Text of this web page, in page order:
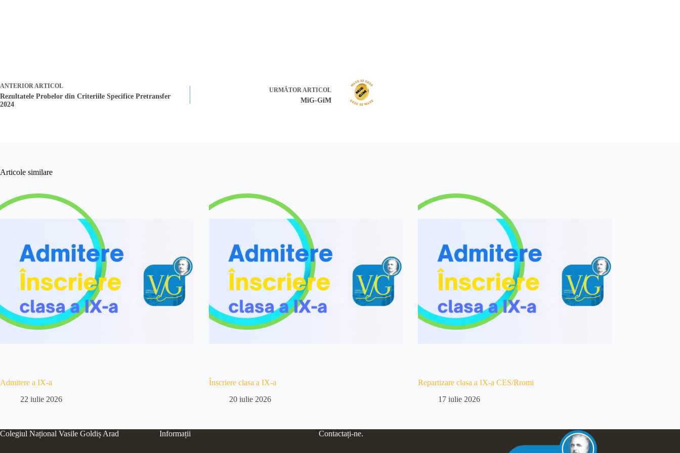
ANTERIOR ARTICOL
Rezultatele Probelor din Criteriile Specifice Pretransfer
2024
URMĂTOR ARTICOL
MiG-GiM
Articole similare
Admitere a IX-a
22 iulie 2026
Înscriere clasa a IX-a
20 iulie 2026
Repartizare clasa a IX-a CES/Rromi
17 iulie 2026
Colegiul Național Vasile Goldiș Arad Informații Contactați-ne.